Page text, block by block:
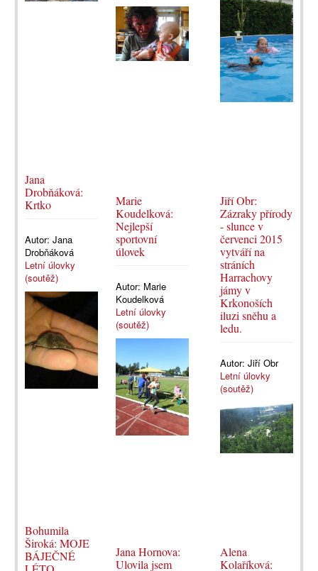
Jana
Drobňáková:
Krtko
Autor: Jana
Drobňáková
Letní úlovky
(soutěž)
Marie
Koudelková:
Nejlepší
sportovní
úlovek
Autor: Marie
Koudelková
Letní úlovky
(soutěž)
Jiří Obr:
Zázraky přírody
- slunce v
červenci 2015
vytváří na
stráních
Harrachovy
jámy v
Krkonoších
iluzi sněhu a
ledu.
Autor:Jiří Obr
Letní úlovky
(soutěž)
Bohumila
Široká: MOJE
BÁJEČNÉ
Jana Hornova:
Ulovila jsem
Alena
Kolaříková: